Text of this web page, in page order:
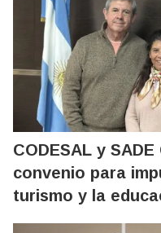
CODESAL y
convenio para
turismo y la